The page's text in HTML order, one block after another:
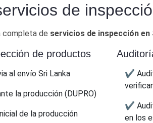
de
completa de servicios de inspección en
de productos
al envío Sri Lanka
la producción (DUPRO)
de la producción
✔
✔
en los